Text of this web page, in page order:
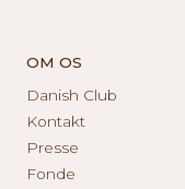
OM OS
Danish Club
Kontakt
Presse
Fonde